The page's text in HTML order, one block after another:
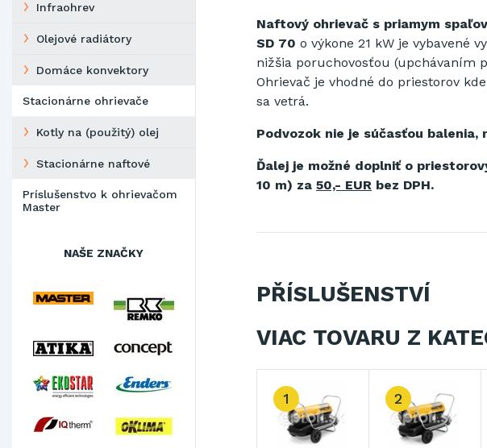
Infraohrev
Olejové radiátory
Domáce konvektory
Stacionárne ohrievače
Kotly na (použitý) olej
Stacionárne naftové
Príslušenstvo k ohrievačom
Master
NAŠE ZNAČKY
Naftový ohrievač s priamym
SD 70 o výkone 21 kW je vybavené
nižšia poruchovosťou (upchávaním
Ohrievač je vhodné do priestorov
sa vetrá.
Podvozok nie je súčasťou balenia,
Ďalej je možné doplniť o
10 m) za 50,- EUR bez DPH.
PŘÍSLUŠENSTVÍ
VIAC TOVARU Z
2